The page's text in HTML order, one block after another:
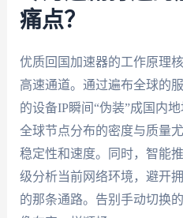
痛点？
优质回国加速器的工作原理
高速通道。通过遍布全球的
的设备IP瞬间“伪装”成国内
全球节点分布的密度与质量
稳定性和速度。同时，智能
级分析当前网络环境，避开
的那条通路。告别手动切换